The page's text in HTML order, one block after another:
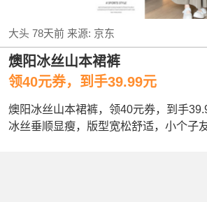
大头 78天前来源: 京东
燠阳冰丝山本裙裤
领40元券，到手39.99元
燠阳冰丝山本裙裤，领40元券，到手
冰丝垂顺显瘦，版型宽松舒适，小个子